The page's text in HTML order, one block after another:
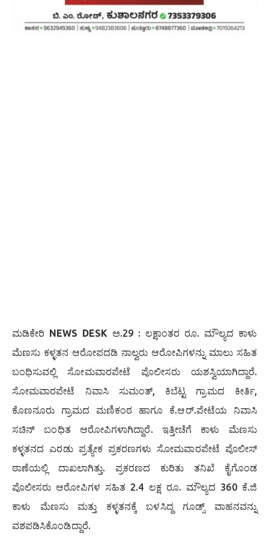
ಮಡಿಕೇರಿ NEWS DESK ಅ.29 : ಲಕ್ಷಾಂತರ ರೂ. ಮೌಲ್ಯದ ಕಾಳು
ಮೆಣಸು ಕಳ್ಳತನ ಆರೋಪದಡಿ ನಾಲ್ವರು ಆರೋಪಿಗಳನ್ನು ಮಾಲು ಸಹಿತ
ಬಂಧಿಸುವಲ್ಲಿ ಸೋಮವಾರಪೇಟೆ ಪೊಲೀಸರು ಯಶಸ್ವಿಯಾಗಿದ್ದಾರೆ.
ಸೋಮವಾರಪೇಟೆ ನಿವಾಸಿ ಸುಮಂತ್, ಕಿಬೆಟ್ಟ ಗ್ರಾಮದ ಕೀರ್ತಿ,
ಕೊಣನೂರು ಗ್ರಾಮದ ಮಣಿಕಂಠ ಹಾಗೂ ಕೆ.ಆರ್.ಪೇಟೆಯ ನಿವಾಸಿ
ಸಚಿನ್ ಬಂಧಿತ ಆರೋಪಿಗಳಾಗಿದ್ದಾರೆ. ಇತ್ತೀಚೆಗೆ ಕಾಳು ಮೆಣಸು
ಕಳ್ಳತನದ ಎರಡು ಪ್ರತ್ಯೇಕ ಪ್ರಕರಣಗಳು ಸೋಮವಾರಪೇಟೆ ಪೊಲೀಸ್
ಠಾಣೆಯಲ್ಲಿ ದಾಖಲಾಗಿತ್ತು. ಪ್ರಕರಣದ ಕುರಿತು ತನಿಖೆ ಕೈಗೊಂಡ
ಪೊಲೀಸರು ಆರೋಪಿಗಳ ಸಹಿತ 2.4 ಲಕ್ಷ ರೂ. ಮೌಲ್ಯದ 360 ಕೆ.ಜಿ
ಕಾಳು ಮೆಣಸು ಮತ್ತು ಕಳ್ಳತನಕ್ಕೆ ಬಳಸಿದ್ದ ಗೂಡ್ಸ್ ವಾಹನವನ್ನು
ವಶಪಡಿಸಿಕೊಂಡಿದ್ದಾರೆ.